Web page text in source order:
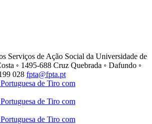
Serviços de Ação Social da Universidade de
◦ 1495-688 Cruz Quebrada ◦ Dafundo ◦
028 fpta@fpta.pt